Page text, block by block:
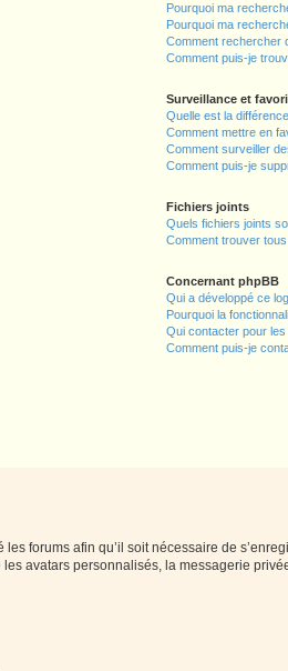
Pourquoi ma
Pourquoi ma
Comment rechercher
Comment puis-je
Surveillance et
Quelle est la
Comment mettre en
Comment surveiller
Comment puis-je
Fichiers joints
Quels fichiers joints
Comment trouver
Concernant phpBB
Qui a développé ce
Pourquoi la
Qui contacter pour
Comment puis-je
forums afin qu’il soit nécessaire de
avatars personnalisés, la messagerie